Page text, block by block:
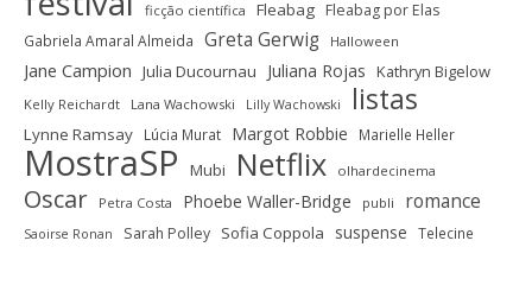
ficção científica Fleabag Fleabag por Elas
Gabriela Amaral Almeida Greta Gerwig Halloween
Jane Campion Julia Ducournau Juliana Rojas Kathryn Bigelow
Kelly Reichardt Lana Wachowski Lilly Wachowski listas
Lynne Ramsay Lúcia Murat Margot Robbie Marielle Heller
MostraSP Mubi Netflix olhardecinema
Oscar Petra Costa Phoebe Waller-Bridge publi romance
Saoirse Ronan Sarah Polley Sofia Coppola suspense Telecine